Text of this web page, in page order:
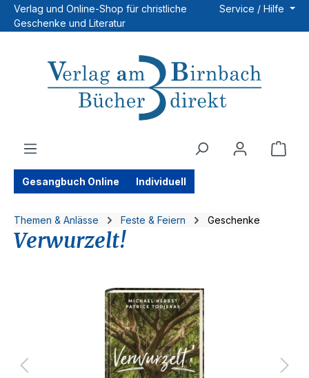
Zum Hauptinhalt springen
Verlag und Online-Shop für christliche
Geschenke und Literatur
Service / Hilfe
Gesangbuch Online Individuell
Themen & Anlässe Feste & Feiern Geschenke
Verwurzelt!
Bildergalerie überspringen